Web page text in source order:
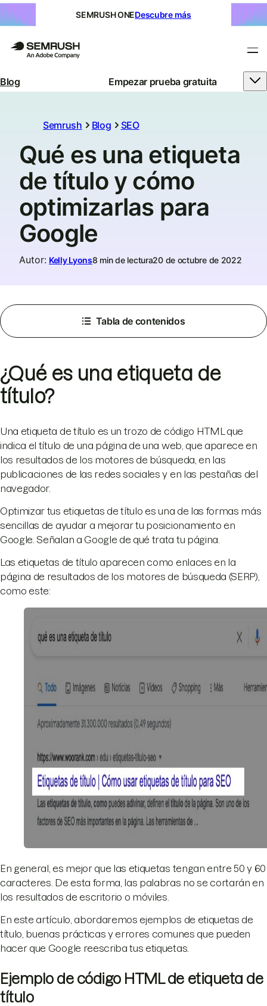
SEMRUSH ONEDescubre más
Blog Empezar prueba gratuita
Semrush Blog SEO
Qué es una etiqueta
de título y cómo
optimizarlas para
Google
Autor: Kelly Lyons8 min de lectura20 de octubre de 2022
Tabla de contenidos
¿Qué es una etiqueta de
título?
Una etiqueta de título es un trozo de código HTML que
indica el título de una página de una web, que aparece en
los resultados de los motores de búsqueda, en las
publicaciones de las redes sociales y en las pestañas del
navegador.
Optimizar tus etiquetas de título es una de las formas más
sencillas de ayudar a mejorar tu posicionamiento en
Google. Señalan a Google de qué trata tu página.
Las etiquetas de título aparecen como enlaces en la
página de resultados de los motores de búsqueda (SERP),
como este:
En general, es mejor que las etiquetas tengan entre 50 y 60
caracteres. De esta forma, las palabras no se cortarán en
los resultados de escritorio o móviles.
En este artículo, abordaremos ejemplos de etiquetas de
título, buenas prácticas y errores comunes que pueden
hacer que Google reescriba tus etiquetas.
Ejemplo de código HTML de etiqueta de
título